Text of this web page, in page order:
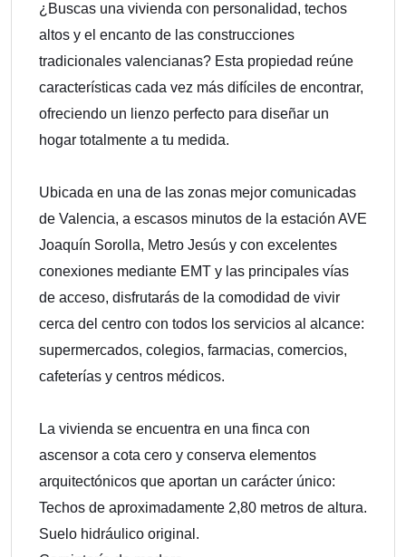
¿Buscas una vivienda con personalidad, techos
altos y el encanto de las construcciones
tradicionales valencianas? Esta propiedad reúne
características cada vez más difíciles de encontrar,
ofreciendo un lienzo perfecto para diseñar un
hogar totalmente a tu medida.
Ubicada en una de las zonas mejor comunicadas
de Valencia, a escasos minutos de la estación AVE
Joaquín Sorolla, Metro Jesús y con excelentes
conexiones mediante EMT y las principales vías
de acceso, disfrutarás de la comodidad de vivir
cerca del centro con todos los servicios al alcance:
supermercados, colegios, farmacias, comercios,
cafeterías y centros médicos.
La vivienda se encuentra en una finca con
ascensor a cota cero y conserva elementos
arquitectónicos que aportan un carácter único:
Techos de aproximadamente 2,80 metros de altura.
Suelo hidráulico original.